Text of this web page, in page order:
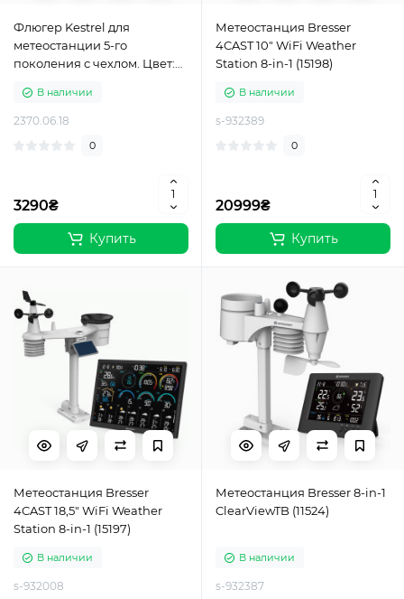
Флюгер Kestrel для
метеостанции 5-го
поколения с чехлом. Цвет:
В наличии
2370.06.18
0
3290₴
Купить
Метеостанция Bresser
4CAST 10" WiFi Weather
Station 8-in-1 (15198)
В наличии
s-932389
0
20999₴
Купить
Метеостанция Bresser
4CAST 18,5" WiFi Weather
Station 8-in-1 (15197)
В наличии
s-932008
Метеостанция Bresser 8-in-1
ClearViewTB (11524)
В наличии
s-932387